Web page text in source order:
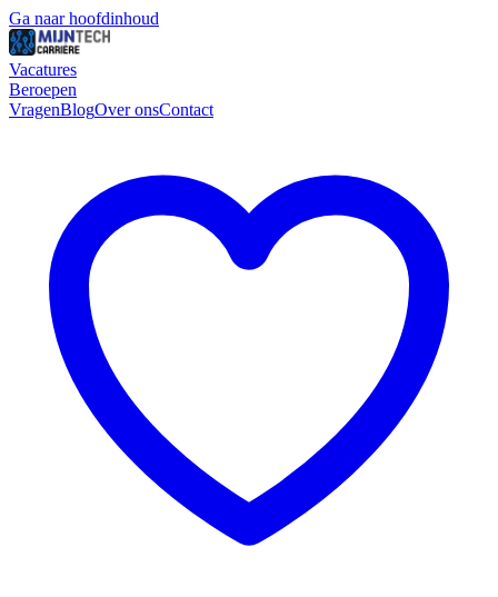
Ga naar hoofdinhoud
Vacatures
Beroepen
VragenBlogOver onsContact